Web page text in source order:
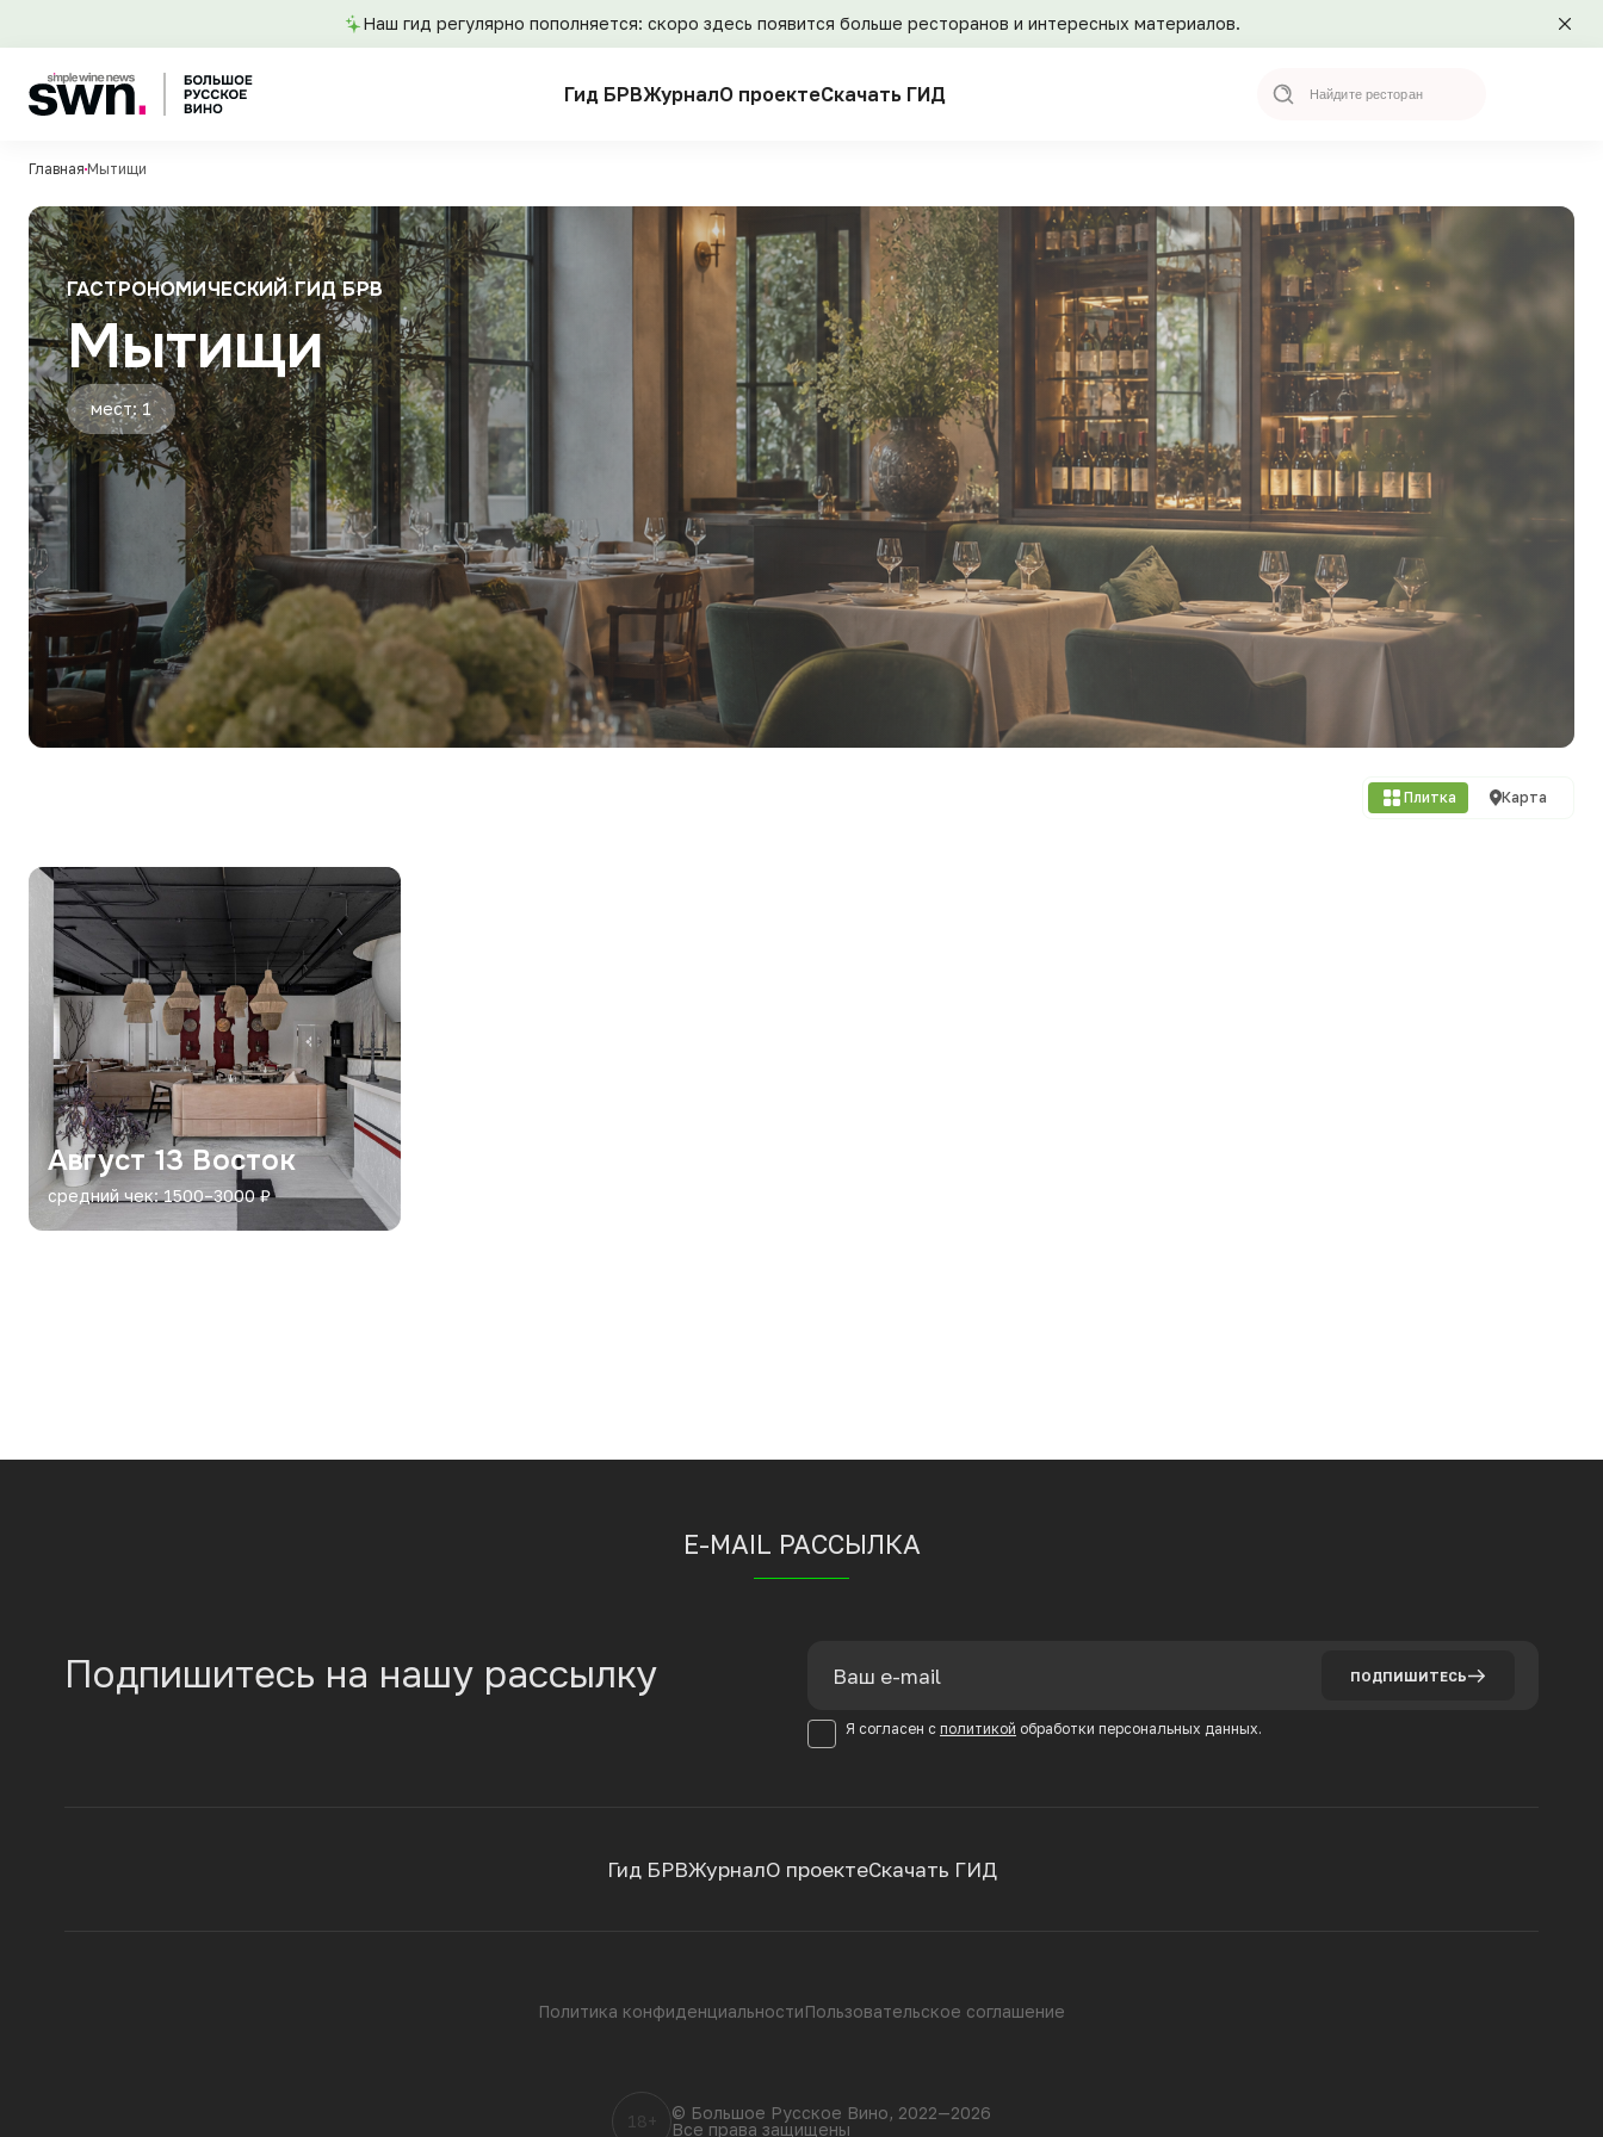
Наш гид регулярно пополняется: скоро здесь появится больше ресторанов и интересных материалов.
ЖурналО проектеСкачать ГИД
Гид БРВ
for:
Главная Мытищи
ГАСТРОНОМИЧЕСКИЙ ГИД БРВ
Мытищи
мест: 1
Плитка Карта
Август 13 Восток
средний чек: 1500–3000 ₽
E-MAIL РАССЫЛКА
Подпишитесь на нашу рассылку ПОДПИШИТЕСЬ
Я согласен с политикой обработки персональных данных.
ЖурналО проектеСкачать ГИД
Гид БРВ
Политика конфиденциальностиПользовательское соглашение
18+
© Большое Русское Вино, 2022—2026
Все права защищены